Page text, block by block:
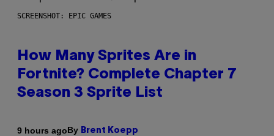
SCREENSHOT: EPIC GAMES
How Many Sprites Are in
Fortnite? Complete Chapter 7
Season 3 Sprite List
9 hours agoBy Brent Koepp